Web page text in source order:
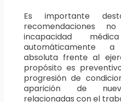
Es importante
recomendaciones
incapacidad
automáticamente
absoluta frente al
propósito es
progresión de
aparición de
relacionadas con el